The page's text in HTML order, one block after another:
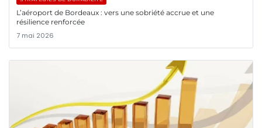
L’aéroport de Bordeaux : vers une sobriété accrue et une
résilience renforcée
7 mai 2026